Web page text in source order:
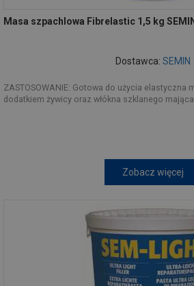
Masa szpachlowa Fibrelastic 1,5 kg SEMIN
Dostawca: SEMIN
ZASTOSOWANIE: Gotowa do użycia elastyczna
dodatkiem żywicy oraz włókna szklanego
Zobacz więcej